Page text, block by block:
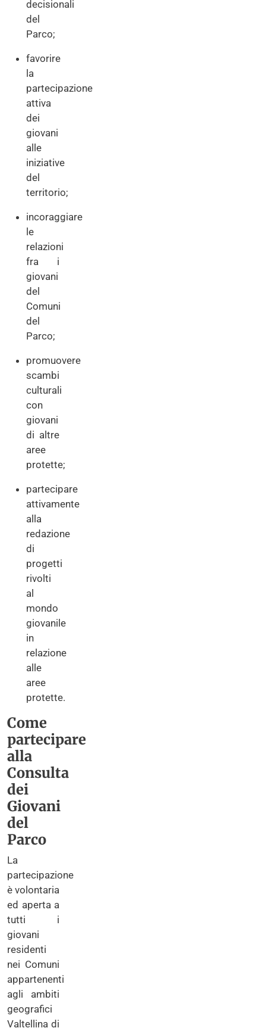
decisionali
del
Parco;
favorire
la
partecipazione
attiva
dei
giovani
alle
iniziative
del
territorio;
incoraggiare
le
relazioni
fra i
giovani
del
Comuni
del
Parco;
promuovere
scambi
culturali
con
giovani
di altre
aree
protette;
partecipare
attivamente
alla
redazione
di
progetti
rivolti
al
mondo
giovanile
in
relazione
alle
aree
protette.
Come
partecipare
alla
Consulta
dei
Giovani
del
Parco
La
partecipazione
è volontaria
ed aperta a
tutti i
giovani
residenti
nei Comuni
appartenenti
agli ambiti
geografici
Valtellina di